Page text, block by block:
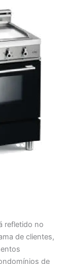
refletido no
de clientes,
de